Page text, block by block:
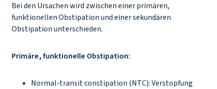
Bei den Ursachen wird zwischen einer primären,
funktionellen Obstipation und einer sekundären
Obstipation unterschieden.
Primäre, funktionelle Obstipation:
Normal-transit constipation (NTC): Verstopfung